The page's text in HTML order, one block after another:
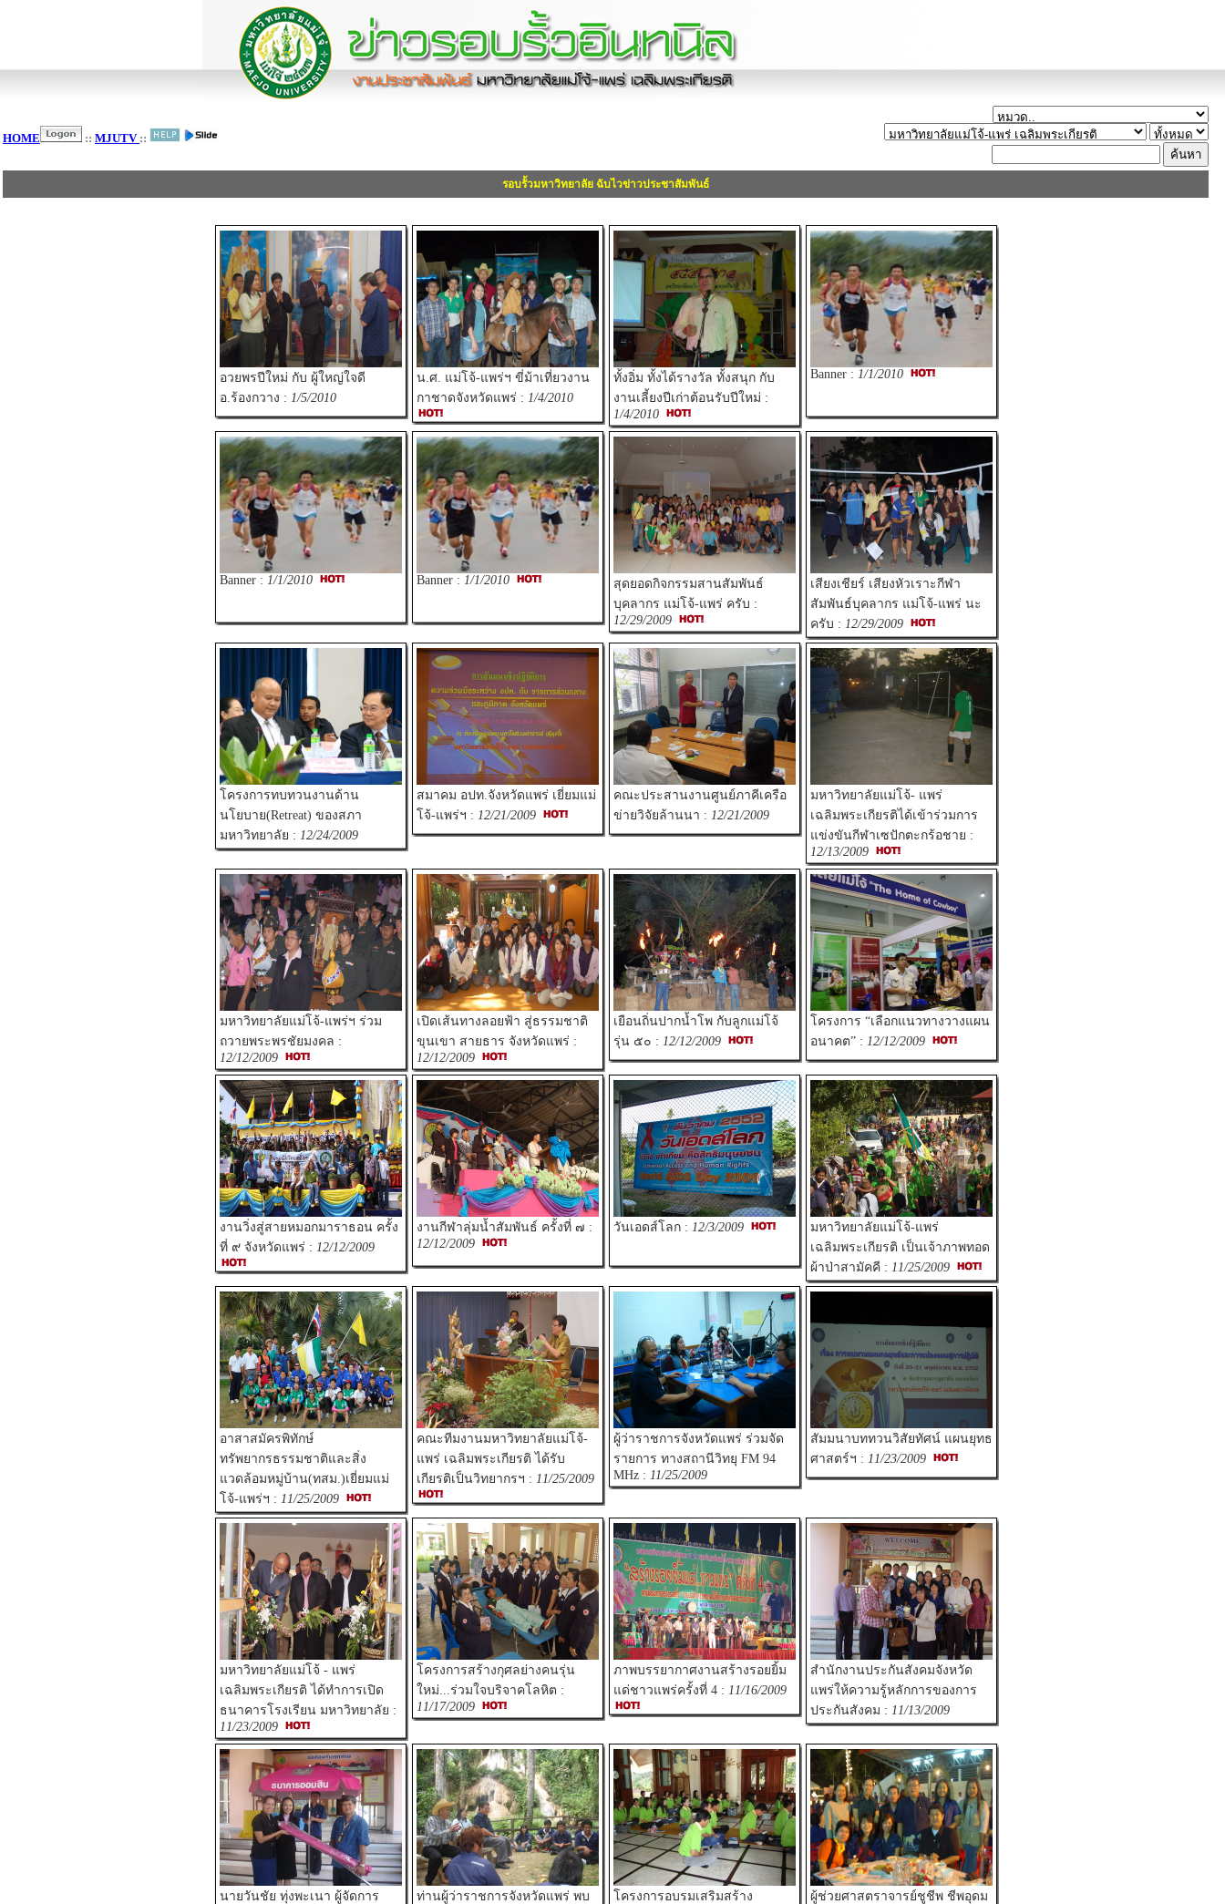
HOME :: MJUTV ::
รอบรั้วมหาวิทยาลัย ฉับไวข่าวประชาสัมพันธ์
อวยพรปีใหม่ กับ ผู้ใหญ่ใจดี
อ.ร้องกวาง : 1/5/2010
น.ศ. แม่โจ้-แพร่ฯ ขี่ม้าเที่ยวงาน
กาชาดจังหวัดแพร่ : 1/4/2010
ทั้งอิ่ม ทั้งได้รางวัล ทั้งสนุก กับ
งานเลี้ยงปีเก่าต้อนรับปีใหม่ :
1/4/2010
Banner : 1/1/2010
Banner : 1/1/2010 Banner : 1/1/2010
สุดยอดกิจกรรมสานสัมพันธ์
บุคลากร แม่โจ้-แพร่ ครับ :
12/29/2009
เสียงเชียร์ เสียงหัวเราะกีฬา
สัมพันธ์บุคลากร แม่โจ้-แพร่ นะ
ครับ : 12/29/2009
โครงการทบทวนงานด้าน
นโยบาย(Retreat) ของสภา
มหาวิทยาลัย : 12/24/2009
สมาคม อปท.จังหวัดแพร่ เยี่ยมแม่
โจ้-แพร่ฯ : 12/21/2009
คณะประสานงานศูนย์ภาคีเครือ
ข่ายวิจัยล้านนา : 12/21/2009
มหาวิทยาลัยแม่โจ้- แพร่
เฉลิมพระเกียรติได้เข้าร่วมการ
แข่งขันกีฬาเซปักตะกร้อชาย :
12/13/2009
มหาวิทยาลัยแม่โจ้-แพร่ฯ ร่วม
ถวายพระพรชัยมงคล :
12/12/2009
เปิดเส้นทางลอยฟ้า สู่ธรรมชาติ
ขุนเขา สายธาร จังหวัดแพร่ :
12/12/2009
เยือนถิ่นปากน้ำโพ กับลูกแม่โจ้
รุ่น ๕๐ : 12/12/2009
โครงการ “เลือกแนวทางวางแผน
อนาคต” : 12/12/2009
งานวิ่งสู่สายหมอกมาราธอน ครั้ง
ที่ ๙ จังหวัดแพร่ : 12/12/2009
งานกีฬาลุ่มน้ำสัมพันธ์ ครั้งที่ ๗ :
12/12/2009
วันเอดส์โลก : 12/3/2009
มหาวิทยาลัยแม่โจ้-แพร่
เฉลิมพระเกียรติ เป็นเจ้าภาพทอด
ผ้าป่าสามัคคี : 11/25/2009
อาสาสมัครพิทักษ์
ทรัพยากรธรรมชาติและสิ่ง
แวดล้อมหมู่บ้าน(ทสม.)เยี่ยมแม่
โจ้-แพร่ฯ : 11/25/2009
คณะทีมงานมหาวิทยาลัยแม่โจ้-
แพร่ เฉลิมพระเกียรติ ได้รับ
เกียรติเป็นวิทยากรฯ : 11/25/2009
ผู้ว่าราชการจังหวัดแพร่ ร่วมจัด
รายการ ทางสถานีวิทยุ FM 94
MHz : 11/25/2009
สัมมนาบททวนวิสัยทัศน์ แผนยุทธ
ศาสตร์ฯ : 11/23/2009
มหาวิทยาลัยแม่โจ้ - แพร่
เฉลิมพระเกียรติ ได้ทำการเปิด
ธนาคารโรงเรียน มหาวิทยาลัย :
11/23/2009
โครงการสร้างกุศลย่างคนรุ่น
ใหม่...ร่วมใจบริจาคโลหิต :
11/17/2009
ภาพบรรยากาศงานสร้างรอยยิ้ม
แด่ชาวแพร่ครั้งที่ 4 : 11/16/2009
สำนักงานประกันสังคมจังหวัด
แพร่ให้ความรู้หลักการของการ
ประกันสังคม : 11/13/2009
นายวันชัย ทุ่งพะเนา ผู้จัดการ
ท่านผู้ว่าราชการจังหวัดแพร่ พบ
โครงการอบรมเสริมสร้าง
ผู้ช่วยศาสตราจารย์ชูชีพ ชีพอุดม